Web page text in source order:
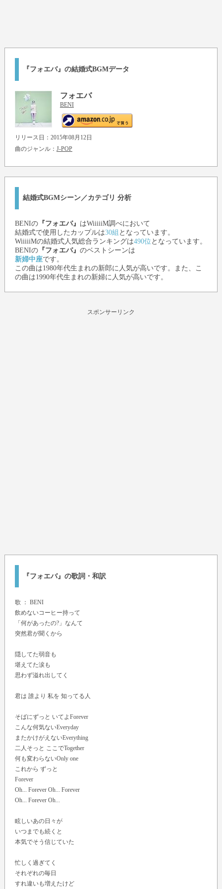
『フォエバ』の結婚式BGMデータ
フォエバ
BENI
リリース日：2015年08月12日
曲のジャンル： J-POP
結婚式BGMシーン／カテゴリ 分析
BENIの『フォエバ』 はWiiiiiM調べにおいて
結婚式で使用したカップルは30組 となっています。
WiiiiiMの結婚式人気総合ランキングは490位 となっています。
BENIの『フォエバ』 のベストシーンは
新婦中座です。
この曲は1980年代生まれの新郎に人気が高いです。また、こ
の曲は1990年代生まれの新婦に人気が高いです。
スポンサーリンク
『フォエバ』の歌詞・和訳
歌 ： BENI
飲めないコーヒー持って
「何があったの?」なんて
突然君が聞くから
隠してた弱音も
堪えてた涙も
思わず溢れ出してく
君は 誰より 私を 知ってる人
そばにずっと いてよForever
こんな何気ないEveryday
またかけがえないEverything
二人そっと ここでTogether
何も変わらないOnly one
これから ずっと
Forever
Oh... Forever Oh... Forever
Oh... Forever Oh...
眩しいあの日々が
いつまでも続くと
本気でそう信じていた
忙しく過ぎてく
それぞれの毎日
すれ違いも増えたけど